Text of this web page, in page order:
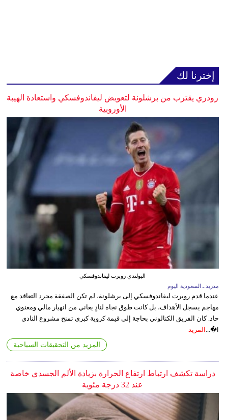
إخترنا لك
رودري يقترب من برشلونة لتعويض ليفاندوفسكي واستعادة الهيبة
الأوروبية
البولندي روبرت ليفاندوفسكي
مدريد ـ السعودية اليوم
عندما قدم روبرت ليفاندوفسكي إلى برشلونة، لم تكن الصفقة مجرد التعاقد مع
مهاجم يسجل الأهداف، بل كانت طوق نجاة لنادٍ يعاني من انهيار مالي ومعنوي
حاد. كان الفريق الكتالوني بحاجة إلى قيمة كروية كبرى تمنح مشروع النادي
ا�... المزيد
المزيد من التحقيقات السياحية
دراسة تكشف ارتباط ارتفاع الحرارة بزيادة الألم الجسدي خاصة
عند 32 درجة مئوية